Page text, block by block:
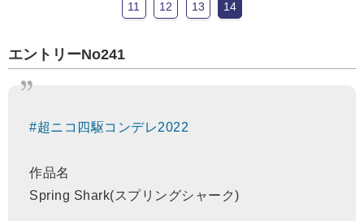
11
12 13 14
エントリーNo241
#超ニコ四駆コンデレ2022
作品名
Spring Shark(スプリングシャーク)